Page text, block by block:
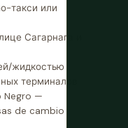
такси или
Сагарнага и
жидкостью
терминалов
Negro —
de cambio